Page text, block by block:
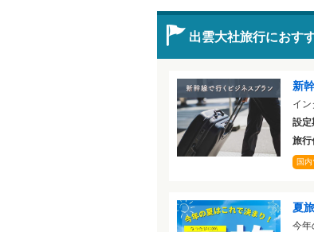
出雲大社旅行におす
新
イン
設定
旅行
国内
夏
今年